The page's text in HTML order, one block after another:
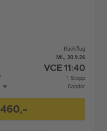
Rückflug
Mi., 30.9.26
VCE 11:40
1 Stopp
Condor
460,-